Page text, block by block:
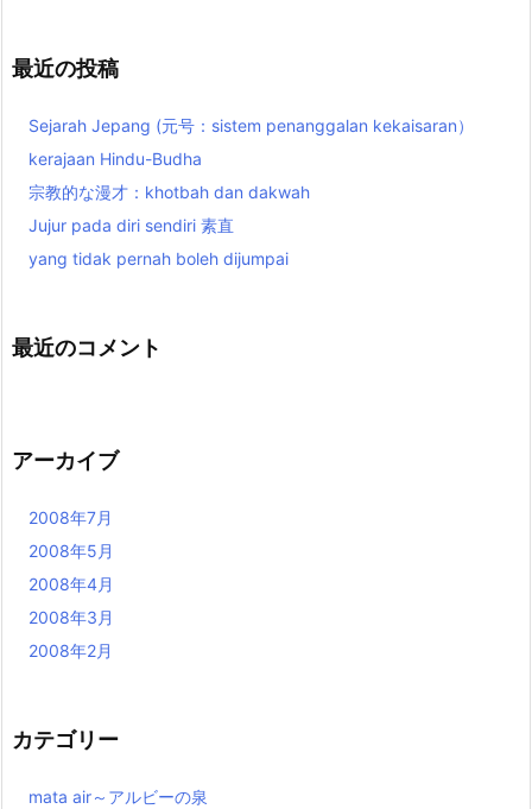
最近の投稿
Sejarah Jepang (元号：sistem penanggalan kekaisaran）
kerajaan Hindu-Budha
宗教的な漫才：khotbah dan dakwah
Jujur pada diri sendiri 素直
yang tidak pernah boleh dijumpai
最近のコメント
アーカイブ
2008年7月
2008年5月
2008年4月
2008年3月
2008年2月
カテゴリー
mata air～アルビーの泉